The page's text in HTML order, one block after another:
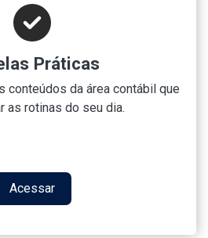
Práticas
conteúdos da área contábil que
as rotinas do seu dia.
Acessar